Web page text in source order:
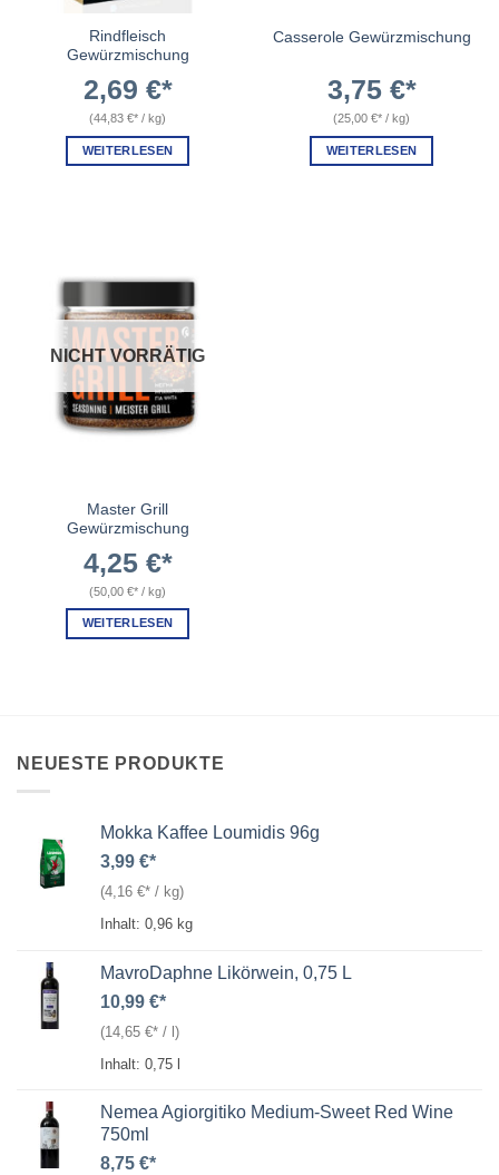
Rindfleisch
Gewürzmischung
2,69 €
(44,83 € / kg)
WEITERLESEN
Casserole Gewürzmischung
3,75 €
(25,00 € / kg)
WEITERLESEN
NICHT VORRÄTIG
Master Grill
Gewürzmischung
4,25 €
(50,00 € / kg)
WEITERLESEN
NEUESTE PRODUKTE
Mokka Kaffee Loumidis 96g
3,99 €
(4,16 € / kg)
Inhalt: 0,96 kg
MavroDaphne Likörwein, 0,75 L
10,99 €
(14,65 € / l)
Inhalt: 0,75
Nemea Agiorgitiko Medium-Sweet Red Wine
750ml
8,75 €